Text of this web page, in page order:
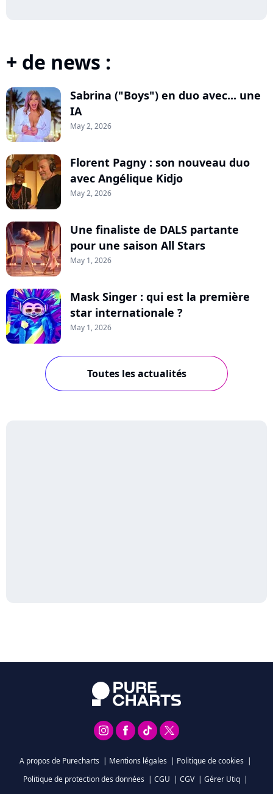
+ de news :
Sabrina ("Boys") en duo avec... une
IA
May 2, 2026
Florent Pagny : son nouveau duo
avec Angélique Kidjo
May 2, 2026
Une finaliste de DALS partante
pour une saison All Stars
May 1, 2026
Mask Singer : qui est la première
star internationale ?
May 1, 2026
Toutes les actualités
A propos de Purecharts | Mentions légales | Politique de cookies |
Politique de protection des données | CGU | CGV | Gérer Utiq |